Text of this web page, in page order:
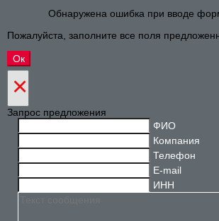
Обнаружена ошибка при вводе
Пожалуйста, заполните все поля
×
Запрос предложения
ФИО
Компания
Телефон
E-mail
ИНН